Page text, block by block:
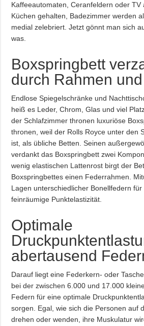
Kaffeeautomaten, Ceranfeldern oder TV
Küchen gehalten, Badezimmer werden
medial zelebriert. Jetzt gönnt man sich
was.
Boxspringbett
durch Rahmen
Endlose Spiegelschränke und
heiß es Leder, Chrom, Glas und viel
der Schlafzimmer thronen luxuriöse
thronen, weil der Rolls Royce unter den
ist, als übliche Betten. Seinen
verdankt das Boxspringbett zwei
wenig elastischen Lattenrost birgt der
Boxspringbettes einen Federrahmen.
Lagen unterschiedlicher Bonellfedern
feinräumige Punktelastizität.
Optimale
abertausend
Darauf liegt eine Federkern- oder
bei der zwischen 6.000 und 17.000
Federn für eine optimale
sorgen. Egal, wie sich die Personen auf
drehen oder wenden, ihre Muskulatur